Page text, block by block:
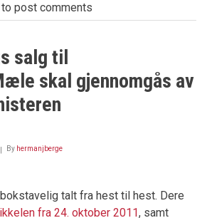
to post comments
salg til
skal gjennomgås av
By hermanjberge
talt fra hest til hest. Dere
fra 24. oktober 2011, samt